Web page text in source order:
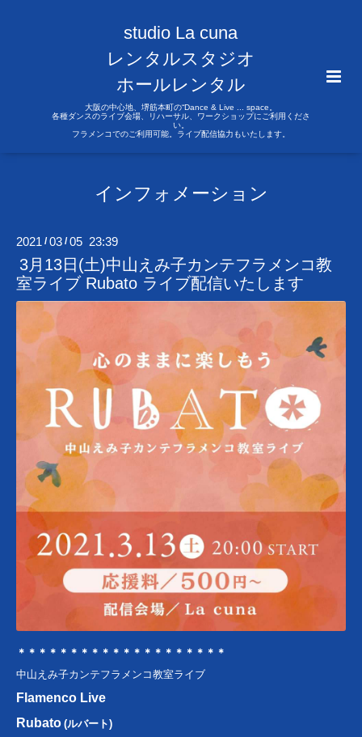
studio La cuna
レンタルスタジオ
ホールレンタル
大阪の中心地、堺筋本町の“Dance & Live ... space。
各種ダンスのライブ会場、リハーサル、ワークショップにご利用くださ
い。
フラメンコでのご利用可能。ライブ配信協力もいたします。
インフォメーション
2021 /03 /05 23:39
3月13日(土)中山えみ子カンテフラメンコ教
室ライブ Rubato ライブ配信いたします
＊＊＊＊＊＊＊＊＊＊＊＊＊＊＊＊＊＊＊＊
中山えみ子カンテフラメンコ教室ライブ
Flamenco Live
Rubato (ルバート)